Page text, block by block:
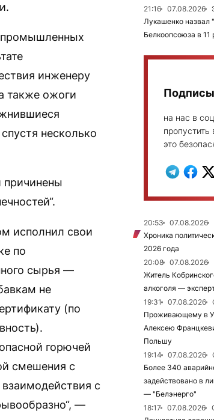
промышленных
инженеру
также ожоги
несколько
исполнил свои
по
сырья —
не
(по
горючей
смешения с
с
—
21:16
07.08.2026
Лукашенко назвал
Белкоопсоюза в 11
на нас в
это
20:53 07.08.2026
Хроника
2026 года
20:08
07.08.2026
Житель
алкоголя —
19:31
07.08.2026
Проживающему в
Алексею
Польшу
19:14
07.08.2026
Более 340
задействовано в
— "Белэнерго"
18:17
07.08.2026